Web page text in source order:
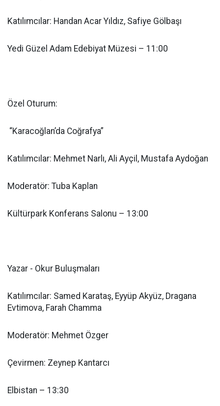
Katılımcılar: Handan Acar Yıldız, Safiye Gölbaşı
Yedi Güzel Adam Edebiyat Müzesi – 11:00
Özel Oturum:
“Karacoğlan’da Coğrafya”
Katılımcılar: Mehmet Narlı, Ali Ayçil, Mustafa Aydoğan
Moderatör: Tuba Kaplan
Kültürpark Konferans Salonu – 13:00
Yazar - Okur Buluşmaları
Katılımcılar: Samed Karataş, Eyyüp Akyüz, Dragana
Evtimova, Farah Chamma
Moderatör: Mehmet Özger
Çevirmen: Zeynep Kantarcı
Elbistan – 13:30